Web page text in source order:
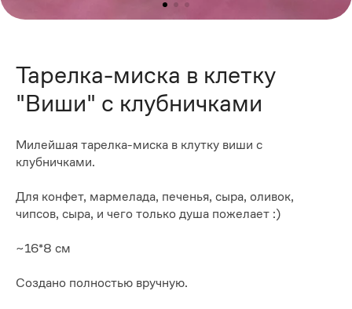
Тарелка-миска в клетку
"Виши" с клубничками
Милейшая тарелка-миска в клутку виши с
клубничками.
Для конфет, мармелада, печенья, сыра, оливок,
чипсов, сыра, и чего только душа пожелает :)
~16*8 см
Создано полностью вручную.